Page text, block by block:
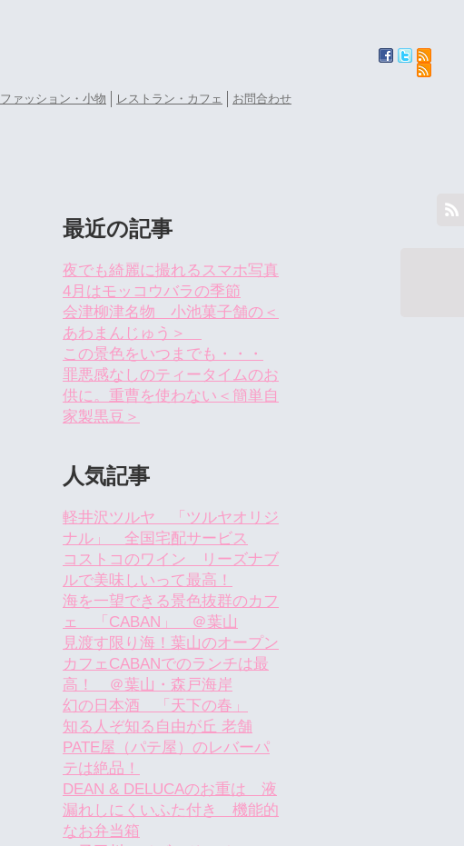
ファッション・小物 レストラン・カフェ お問合わせ
最近の記事
夜でも綺麗に撮れるスマホ写真
4月はモッコウバラの季節
会津柳津名物 小池菓子舗の＜
あわまんじゅう＞
この景色をいつまでも・・・
罪悪感なしのティータイムのお
供に。重曹を使わない＜簡単自
家製黒豆＞
人気記事
軽井沢ツルヤ 「ツルヤオリジ
ナル」 全国宅配サービス
コストコのワイン リーズナブ
ルで美味しいって最高！
海を一望できる景色抜群のカフ
ェ 「CABAN」 ＠葉山
見渡す限り海！葉山のオープン
カフェCABANでのランチは最
高！ ＠葉山・森戸海岸
幻の日本酒 「天下の春」
知る人ぞ知る自由が丘 老舗
PATE屋（パテ屋）のレバーパ
テは絶品！
DEAN & DELUCAのお重は 液
漏れしにくいふた付き 機能的
なお弁当箱